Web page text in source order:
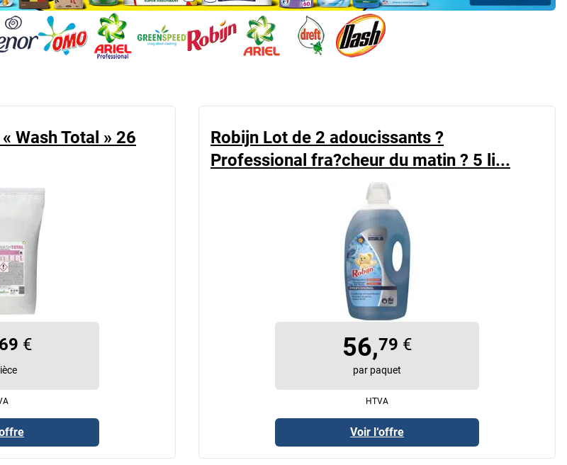
Wash Total » 26
69 €
Robijn Lot de 2 adoucissants ?
Professional fra?cheur du matin ? 5 li...
56,79 €
par paquet
HTVA
Voir l‘offre